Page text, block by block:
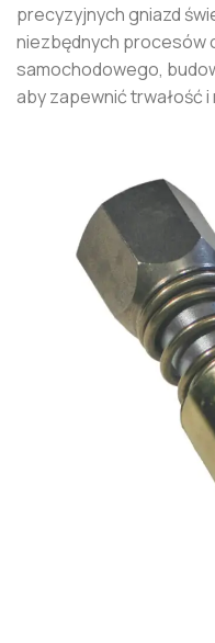
precyzyjnych gniazd
niezbędnych procesów
samochodowego,
aby zapewnić trwałość